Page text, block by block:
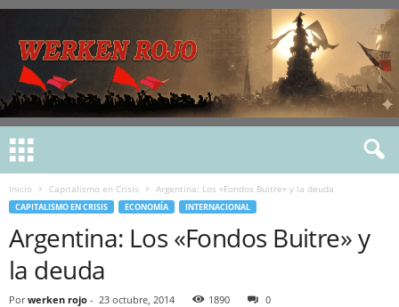
Inicio Capitalismo en Crisis Argentina: Los «Fondos Buitre» y la deuda
CAPITALISMO EN CRISIS ECONOMÍA INTERNACIONAL
Argentina: Los «Fondos Buitre» y
la deuda
Por werken rojo - 23 octubre, 2014 1890 0